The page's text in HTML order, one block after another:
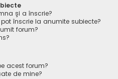
şi a înscrie?
înscrie la anumite subiecte?
forum?
acest forum?
de mine?